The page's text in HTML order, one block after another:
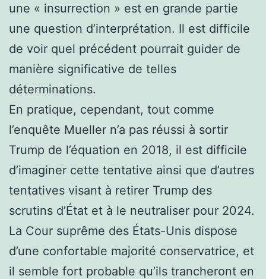
une « insurrection » est en grande partie
une question d’interprétation. Il est difficile
de voir quel précédent pourrait guider de
manière significative de telles
déterminations.
En pratique, cependant, tout comme
l’enquête Mueller n’a pas réussi à sortir
Trump de l’équation en 2018, il est difficile
d’imaginer cette tentative ainsi que d’autres
tentatives visant à retirer Trump des
scrutins d’État et à le neutraliser pour 2024.
La Cour suprême des États-Unis dispose
d’une confortable majorité conservatrice, et
il semble fort probable qu’ils trancheront en